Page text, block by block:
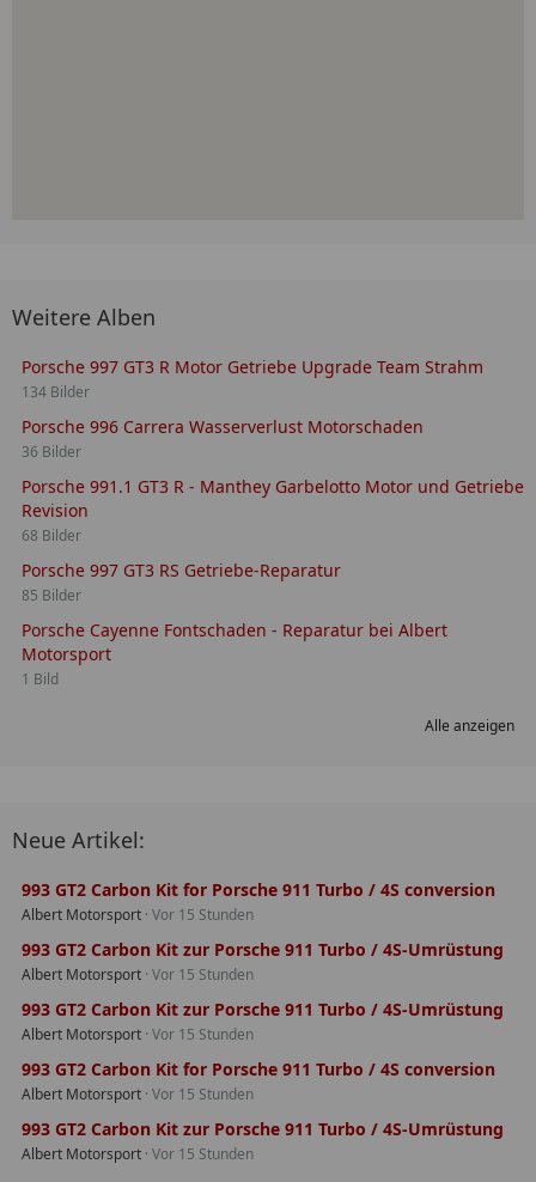
Weitere Alben
Porsche 997 GT3 R Motor Getriebe Upgrade Team Strahm
134 Bilder
Porsche 996 Carrera Wasserverlust Motorschaden
36 Bilder
Porsche 991.1 GT3 R - Manthey Garbelotto Motor und Getriebe
Revision
68 Bilder
Porsche 997 GT3 RS Getriebe-Reparatur
85 Bilder
Porsche Cayenne Fontschaden - Reparatur bei Albert
Motorsport
1 Bild
Alle anzeigen
Neue Artikel:
993 GT2 Carbon Kit for Porsche 911 Turbo / 4S conversion
Albert Motorsport Vor 15 Stunden
993 GT2 Carbon Kit zur Porsche 911 Turbo / 4S-Umrüstung
Albert Motorsport Vor 15 Stunden
993 GT2 Carbon Kit zur Porsche 911 Turbo / 4S-Umrüstung
Albert Motorsport Vor 15 Stunden
993 GT2 Carbon Kit for Porsche 911 Turbo / 4S conversion
Albert Motorsport Vor 15 Stunden
993 GT2 Carbon Kit zur Porsche 911 Turbo / 4S-Umrüstung
Albert Motorsport Vor 15 Stunden